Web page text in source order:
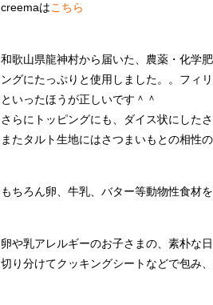
creemaはこちら
和歌山県龍神村から届いた、農薬・化学
ングにたっぷりと使用しました。。フィ
といったほうが正しいです＾＾
さらにトッピングにも、ダイス状にした
またタルト生地にはさつまいもとの相性
もちろん卵、牛乳、バター等動物性食材
卵や乳アレルギーのお子さまの、素朴な
切り分けてクッキングシートなどで包み